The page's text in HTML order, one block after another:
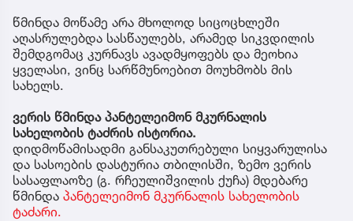
წმინდა მოწამე არა მხოლოდ სიცოცხლეში
აღასრულებდა სასწაულებს, არამედ სიკვდილის
შემდგომაც კურნავს ავადმყოფებს და მეოხია
ყველასი, ვინც სარწმუნოებით მოუხმობს მის
სახელს.
ვერის წმინდა პანტელეიმონ მკურნალის
სახელობის ტაძრის ისტორია.
დიდმოწამისადმი განსაკუთრებული სიყვარულისა
და სასოების დასტურია თბილისში, ზემო ვერის
სასაფლაოზე (გ. რჩეულიშვილის ქუჩა) მდებარე
წმინდა პანტელეიმონ მკურნალის სახელობის
ტაძარი.